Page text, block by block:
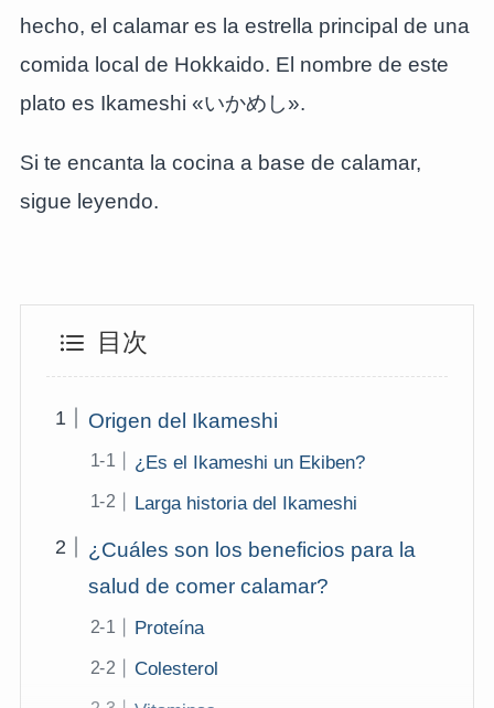
hecho, el calamar es la estrella principal de una
comida local de Hokkaido. El nombre de este
plato es Ikameshi «いかめし».
Si te encanta la cocina a base de calamar,
sigue leyendo.
目次
Origen del Ikameshi
¿Es el Ikameshi un Ekiben?
Larga historia del Ikameshi
¿Cuáles son los beneficios para la
salud de comer calamar?
Proteína
Colesterol